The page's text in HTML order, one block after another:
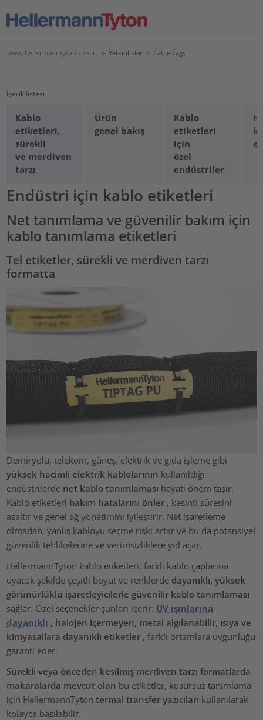
www.hellermanntyton.com.tr > Yetkinlikler > Cable Tags
İçerik listesi
Kablo
etiketleri,
sürekli
ve merdiven
tarzı
Ürün
genel bakış
Kablo
etiketleri
için
özel
endüstriler
Endüstri için kablo etiketleri
Net tanımlama ve güvenilir bakım için
kablo tanımlama etiketleri
Tel etiketler, sürekli ve merdiven tarzı
formatta
Demiryolu, telekom, güneş, elektrik ve gıda işleme gibi
yüksek hacimli elektrik kablolarının kullanıldığı
endüstrilerde net kablo tanımlaması hayati önem taşır.
Kablo etiketleri bakım hatalarını önler , kesinti süresini
azaltır ve genel ağ yönetimini iyileştirir. Net işaretleme
olmadan, yanlış kabloyu seçme riski artar ve bu da potansiyel
güvenlik tehlikelerine ve verimsizliklere yol açar.
HellermannTyton kablo etiketleri, farklı kablo çaplarına
uyacak şekilde çeşitli boyut ve renklerde dayanıklı, yüksek
görünürlüklü işaretleyicilerle güvenilir kablo tanımlaması
sağlar. Özel seçenekler şunları içerir: UV ışınlarına
dayanıklı , halojen içermeyen, metal algılanabilir, ısıya ve
kimyasallara dayanıklı etiketler , farklı ortamlara uygunluğu
garanti eder.
Sürekli veya önceden kesilmiş merdiven tarzı formatlarda
makaralarda mevcut olan bu etiketler, kusursuz tanımlama
için HellermannTytontermal transfer yazıcıları kullanılarak
kolayca basılabilir.